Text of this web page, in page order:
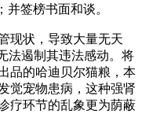
签榜书面和谈。
现状，导致大量无天
法遏制其违法感动。将
品的哈迪贝尔猫粮，本
觉宠物患病，这种强肾
疗环节的乱象更为荫蔽